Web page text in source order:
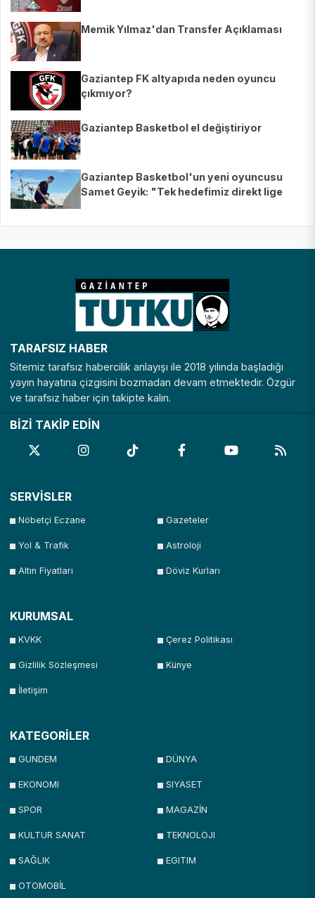
Memik Yılmaz'dan Transfer Açıklaması
Gaziantep FK altyapıda neden oyuncu
çıkmıyor?
Gaziantep Basketbol el değiştiriyor
Gaziantep Basketbol'un yeni oyuncusu
Samet Geyik: "Tek hedefimiz direkt lige
TARAFSIZ HABER
Sitemiz tarafsız habercilik anlayışı ile 2018 yılında başladığı
yayın hayatına çizgisini bozmadan devam etmektedir. Özgür
ve tarafsız haber için takipte kalın.
BİZİ TAKİP EDİN
SERVİSLER
Nöbetçi Eczane Gazeteler
Yol & Trafik Astroloji
Altın Fiyatları Döviz Kurları
KURUMSAL
KVKK Çerez Politikası
Gizlilik Sözleşmesi Künye
İletişim
KATEGORİLER
GUNDEM DÜNYA
EKONOMI SIYASET
SPOR MAGAZİN
KULTUR SANAT TEKNOLOJI
SAĞLIK EGITIM
OTOMOBİL